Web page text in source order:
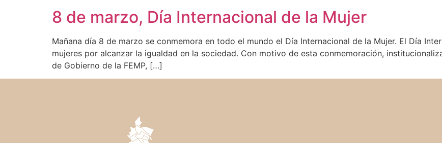
8 de marzo, Día Internacional de la Mujer
Mañana día 8 de marzo se conmemora en todo el mundo el Día Internacional de la Mujer. El Día
mujeres por alcanzar la igualdad en la sociedad. Con motivo de esta conmemoración,
de Gobierno de la FEMP, […]